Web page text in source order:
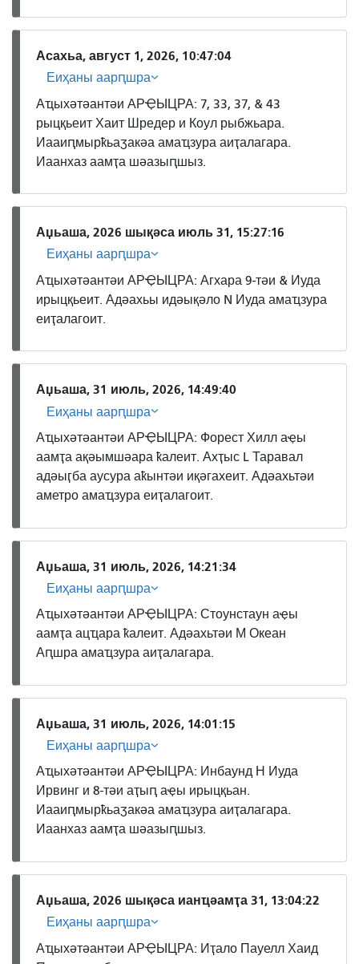
Асахьа, август 1, 2026, 10:47:04
Еиҳаны аарԥшра
Аҵыхәтәантәи АРҾЫЦРА: 7, 33, 37, & 43
рыцқьеит Хаит Шредер и Коул рыбжьара.
Иааиԥмырҟьаӡакәа амаҵзура аиҭалагара.
Иаанхаз аамҭа шәазыԥшыз.
Аџьаша, 2026 шықәса июль 31, 15:27:16
Еиҳаны аарԥшра
Аҵыхәтәантәи АРҾЫЦРА: Агхара 9-тәи & Иуда
ирыцқьеит. Адәахьы идәықәло N Иуда амаҵзура
еиҭалагоит.
Аџьаша, 31 июль, 2026, 14:49:40
Еиҳаны аарԥшра
Аҵыхәтәантәи АРҾЫЦРА: Форест Хилл аҿы
аамҭа ақәымшәара ҟалеит. Ахҭыс L Таравал
адәыӷба аусура аҟынтәи иқәгахеит. Адәахьтәи
аметро амаҵзура еиҭалагоит.
Аџьаша, 31 июль, 2026, 14:21:34
Еиҳаны аарԥшра
Аҵыхәтәантәи АРҾЫЦРА: Стоунстаун аҿы
аамҭа ацҵара ҟалеит. Адәахьтәи М Океан
Аԥшра амаҵзура аиҭалагара.
Аџьаша, 31 июль, 2026, 14:01:15
Еиҳаны аарԥшра
Аҵыхәтәантәи АРҾЫЦРА: Инбаунд Н Иуда
Ирвинг и 8-тәи аҭыԥ аҿы ирыцқьан.
Иааиԥмырҟьаӡакәа амаҵзура аиҭалагара.
Иаанхаз аамҭа шәазыԥшыз.
Аџьаша, 2026 шықәса ианҵәамҭа 31, 13:04:22
Еиҳаны аарԥшра
Аҵыхәтәантәи АРҾЫЦРА: Иҭало Пауелл Хаид